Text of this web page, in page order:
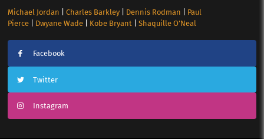
Michael Jordan Charles Barkley| Dennis Rodman
Paul
Pierce| Dwyane Wade| Kobe Bryant| Shaquille O’Neal
Facebook
Twitter
Instagram